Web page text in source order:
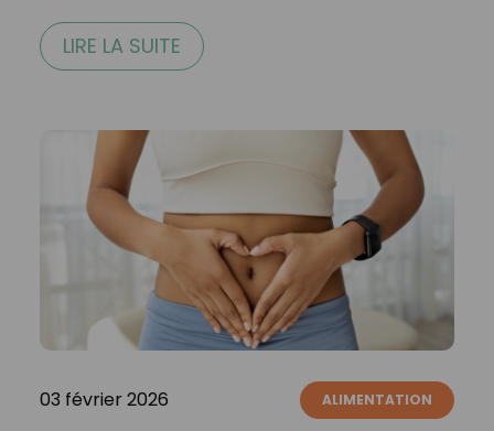
LIRE LA SUITE
03 février 2026 ALIMENTATION